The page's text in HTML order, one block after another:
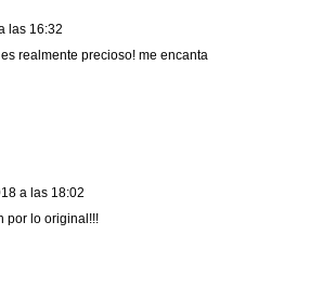
las 16:32
realmente precioso! me encanta
a las 18:02
por lo original!!!